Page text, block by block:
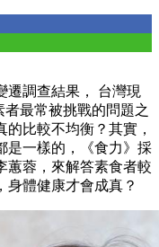
遷調查結果， 台灣現
最常被挑戰的問題之
比較不均衡？其實，
是一樣的，《食力》採
蕙蓉，來解答素食者較
身體健康才會成真？